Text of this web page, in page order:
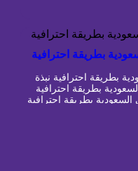
بطريقة احترافية
بطريقة احترافية نبذة
بطريقة احترافية
بطريقة احترافية